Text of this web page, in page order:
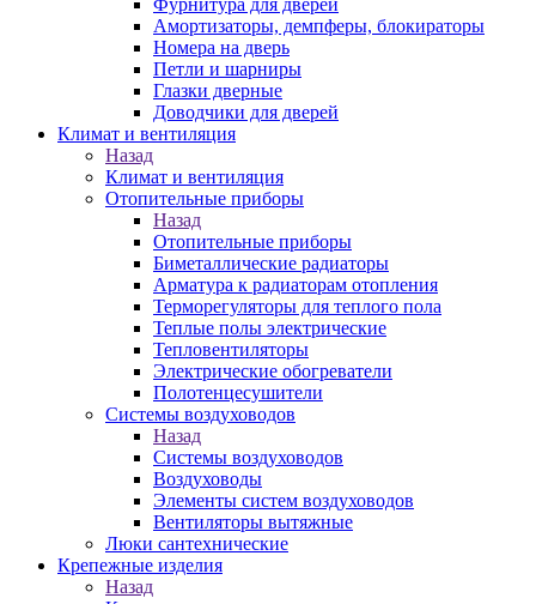
Фурнитура для дверей
Амортизаторы, демпферы, блокираторы
Номера на дверь
Петли и шарниры
Глазки дверные
Доводчики для дверей
Климат и вентиляция
Назад
Климат и вентиляция
Отопительные приборы
Назад
Отопительные приборы
Биметаллические радиаторы
Арматура к радиаторам отопления
Терморегуляторы для теплого пола
Теплые полы электрические
Тепловентиляторы
Электрические обогреватели
Полотенцесушители
Системы воздуховодов
Назад
Системы воздуховодов
Воздуховоды
Элементы систем воздуховодов
Вентиляторы вытяжные
Люки сантехнические
Крепежные изделия
Назад